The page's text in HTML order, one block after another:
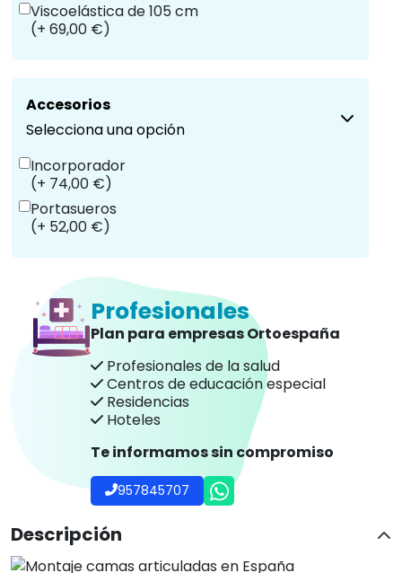
Viscoelástica de 105 cm
(+ 69,00 €)
Accesorios
Selecciona una opción
Incorporador
(+ 74,00 €)
Portasueros
(+ 52,00 €)
Profesionales
Plan para empresas Ortoespaña
Profesionales de la salud
Centros de educación especial
Residencias
Hoteles
Te informamos sin compromiso
957845707
Descripción